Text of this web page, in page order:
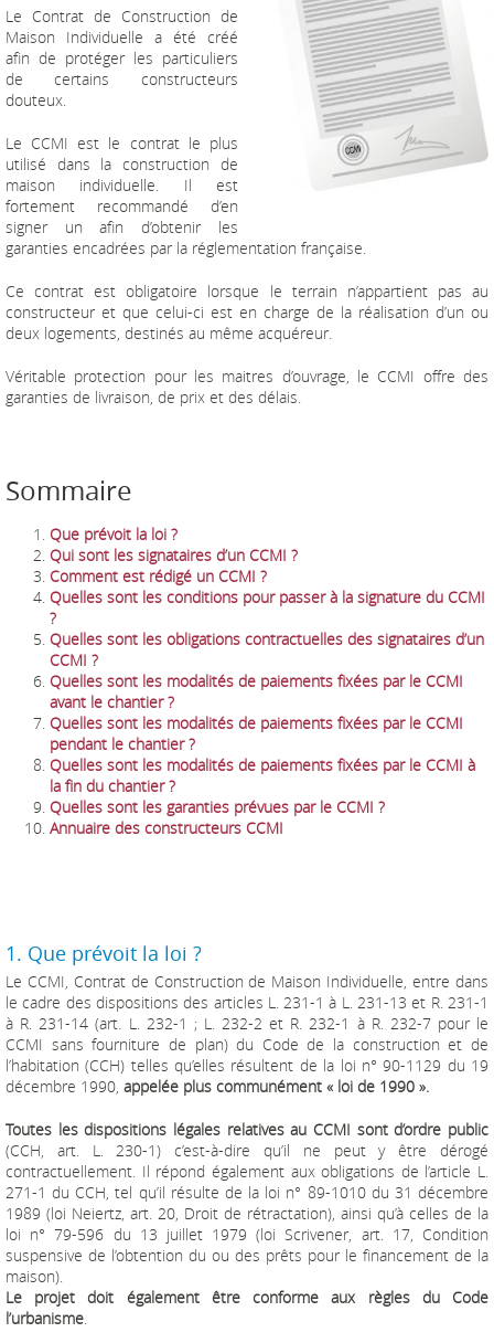
Le Contrat de Construction de
Maison Individuelle a été créé
afin de protéger les particuliers
de certains constructeurs
douteux.
Le CCMI est le contrat le plus
utilisé dans la construction de
maison individuelle. Il est
fortement recommandé d’en
signer un afin d’obtenir les
garanties encadrées par la réglementation française.
Ce contrat est obligatoire lorsque le terrain n’appartient pas au
constructeur et que celui-ci est en charge de la réalisation d’un ou
deux logements, destinés au même acquéreur.
Véritable protection pour les maitres d’ouvrage, le CCMI offre des
garanties de livraison, de prix et des délais.
Sommaire
Que prévoit la loi ?
Qui sont les signataires d’un CCMI ?
Comment est rédigé un CCMI ?
Quelles sont les conditions pour passer à la signature du CCMI
?
Quelles sont les obligations contractuelles des signataires d’un
CCMI ?
Quelles sont les modalités de paiements fixées par le CCMI
avant le chantier ?
Quelles sont les modalités de paiements fixées par le CCMI
pendant le chantier ?
Quelles sont les modalités de paiements fixées par le CCMI à
la fin du chantier ?
Quelles sont les garanties prévues par le CCMI ?
Annuaire des constructeurs CCMI
1. Que prévoit la loi ?
Le CCMI, Contrat de Construction de Maison Individuelle, entre dans
le cadre des dispositions des articles L. 231-1 à L. 231-13 et R. 231-1
à R. 231-14 (art. L. 232-1 ; L. 232-2 et R. 232-1 à R. 232-7 pour le
CCMI sans fourniture de plan) du Code de la construction et de
l’habitation (CCH) telles qu’elles résultent de la loi n° 90-1129 du 19
décembre 1990, appelée plus communément « loi de 1990 ».
Toutes les dispositions légales relatives au CCMI sont d’ordre public
(CCH, art. L. 230-1) c’est-à-dire qu’il ne peut y être dérogé
contractuellement. Il répond également aux obligations de l’article L.
271-1 du CCH, tel qu’il résulte de la loi n° 89-1010 du 31 décembre
1989 (loi Neiertz, art. 20, Droit de rétractation), ainsi qu’à celles de la
loi n° 79-596 du 13 juillet 1979 (loi Scrivener, art. 17, Condition
suspensive de l’obtention du ou des prêts pour le financement de la
maison).
Le projet doit également être conforme aux règles du Code
l’urbanisme.